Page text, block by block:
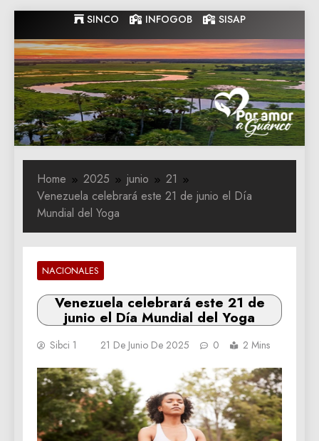
to
content
SINCO INFOGOB SISAP
Gobernacion
de Guarico
Gobernacion de Guarico
Home 2025 junio
21
Venezuela celebrará este 21 de junio el Día
Mundial del Yoga
NACIONALES
Venezuela celebrará este 21 de
junio el Día Mundial del Yoga
Sibci 1 21 De Junio De 2025 0 2 Mins